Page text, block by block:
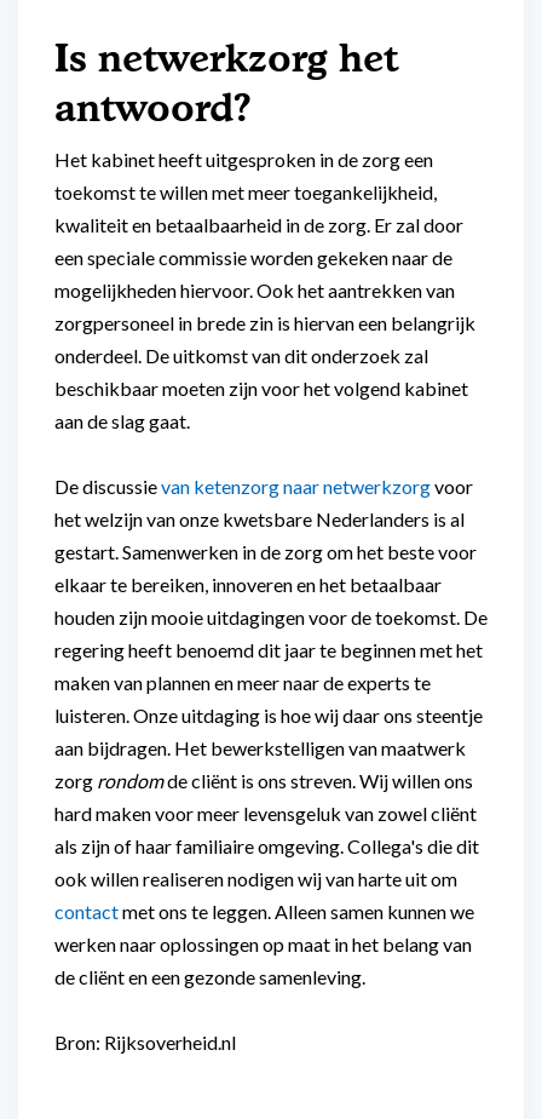
Is netwerkzorg het
antwoord?
Het kabinet heeft uitgesproken in de zorg een
toekomst te willen met meer toegankelijkheid,
kwaliteit en betaalbaarheid in de zorg. Er zal door
een speciale commissie worden gekeken naar de
mogelijkheden hiervoor. Ook het aantrekken van
zorgpersoneel in brede zin is hiervan een belangrijk
onderdeel. De uitkomst van dit onderzoek zal
beschikbaar moeten zijn voor het volgend kabinet
aan de slag gaat.
De discussievan ketenzorg naar netwerkzorgvoor
het welzijn van onze kwetsbare Nederlanders is al
gestart. Samenwerken in de zorg om het beste voor
elkaar te bereiken, innoveren en het betaalbaar
houden zijn mooie uitdagingen voor de toekomst. De
regering heeft benoemd dit jaar te beginnen met het
maken van plannen en meer naar de experts te
luisteren. Onze uitdaging is hoe wij daar ons steentje
aan bijdragen. Het bewerkstelligen van maatwerk
zorg rondomde cliënt is ons streven. Wij willen ons
hard maken voor meer levensgeluk van zowel cliënt
als zijn of haar familiaire omgeving. Collega's die dit
ook willen realiseren nodigen wij van harte uit om
contactmet ons te leggen. Alleen samen kunnen we
werken naar oplossingen op maat in het belang van
de cliënt en een gezonde samenleving.
Bron: Rijksoverheid.nl